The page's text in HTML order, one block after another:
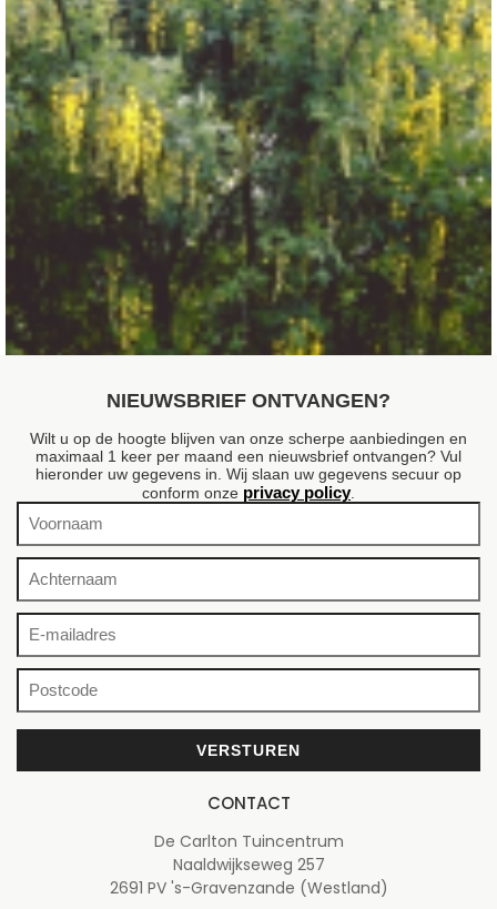
Bastaardgoudenregen
Laburnum x watereri 'Vossii'
NIEUWSBRIEF ONTVANGEN?
Wilt u op de hoogte blijven van onze scherpe aanbiedingen en
maximaal 1 keer per maand een nieuwsbrief ontvangen? Vul
hieronder uw gegevens in. Wij slaan uw gegevens secuur op
conform onze privacy policy.
CONTACT
De Carlton Tuincentrum
Naaldwijkseweg 257
2691 PV 's-Gravenzande (Westland)